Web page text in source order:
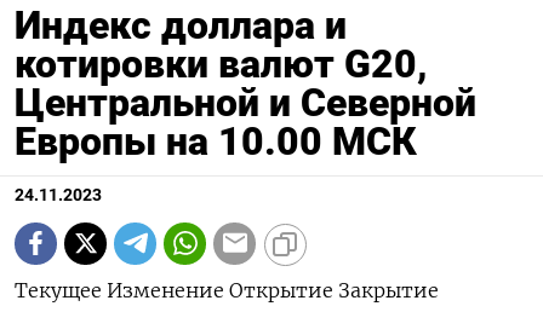
Индекс доллара и
котировки валют G20,
Центральной и Северной
Европы на 10.00 МСК
24.11.2023
Текущее Изменение Открытие Закрытие